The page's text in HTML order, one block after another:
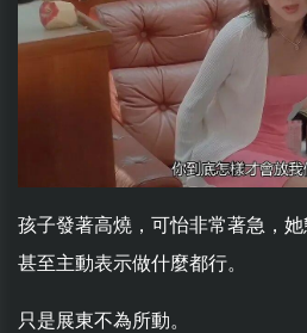
孩子發著高燒，可怡非常著急，
甚至主動表示做什麼都行。
只是展東不為所動。